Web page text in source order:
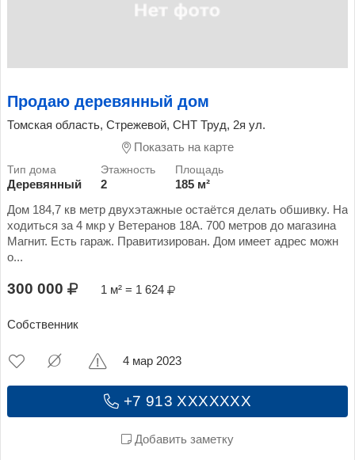
Продаю деревянный дом
Томская область, Стрежевой, СНТ Труд, 2я ул.
Показать на карте
Деревянный 2
185 м²
Дом 184,7 кв метр двухэтажные остаётся делать обшивку. На
ходиться за 4 мкр у Ветеранов 18А. 700 метров до магазина
Магнит. Есть гараж. Правитизирован. Дом имеет адрес можн
о...
300 000 1 м² = 1 624
Собственник
+7 913 XXXXXXX
Добавить заметку
4 мар 2023